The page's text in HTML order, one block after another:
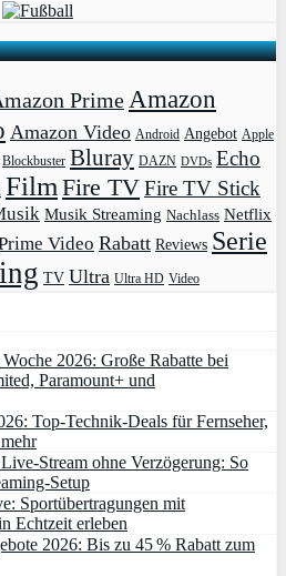
PrimeAmazon
Amazon Video Android Angebot Apple
Blockbuster Bluray DAZN DVDs Echo
FilmFire TVFire TV Stick
Musik Streaming Nachlass Netflix
Video Rabatt Reviews Serie
TV Ultra Ultra HD Video
2026: Große Rabatte bei
Paramount+ und
Top-Technik-Deals für Fernseher,
Stream ohne Verzögerung: So
Setup
Sportübertragungen mit
Echtzeit erleben
2026: Bis zu 45 % Rabatt zum